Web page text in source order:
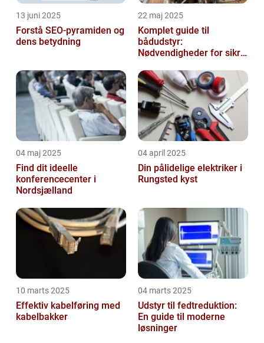
13 juni 2025
Forstå SEO-pyramiden og
dens betydning
22 maj 2025
Komplet guide til
bådudstyr:
Nødvendigheder for sikre
04 maj 2025
Find dit ideelle
konferencecenter i
Nordsjælland
04 april 2025
Din pålidelige elektriker i
Rungsted kyst
10 marts 2025
Effektiv kabelføring med
kabelbakker
04 marts 2025
Udstyr til fedtreduktion:
En guide til moderne
løsninger